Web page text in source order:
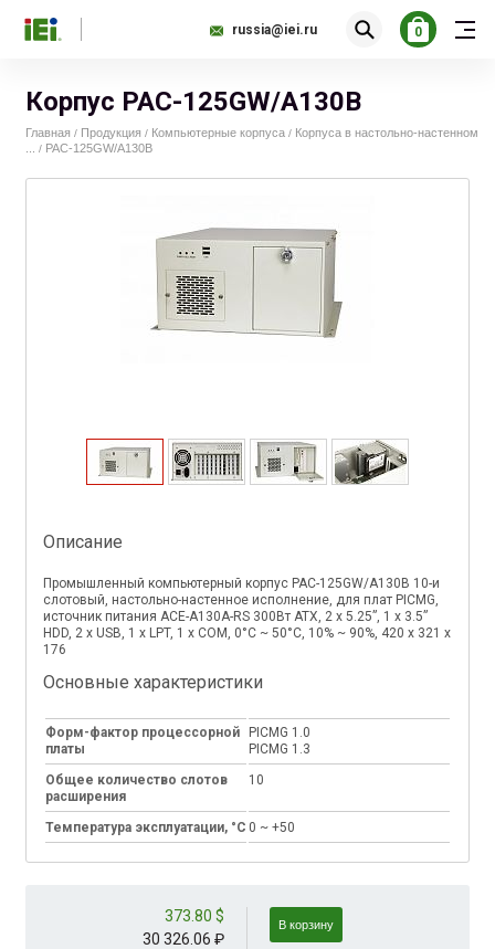
russia@iei.ru 0
Корпус PAC-125GW/A130B
Главная / Продукция / Компьютерные корпуса / Корпуса в настольно-настенном
/ PAC-125GW/A130B
Описание
Промышленный компьютерный корпус PAC-125GW/A130B 10-и
слотовый, настольно-настенное исполнение, для плат PICMG,
источник питания ACE-A130A-RS 300Вт ATX, 2 x 5.25”, 1 x 3.5”
HDD, 2 x USB, 1 x LPT, 1 x COM, 0°C ~ 50°C, 10% ~ 90%, 420 x 321 x
176
Основные характеристики
Форм-фактор процессорной
платы
PICMG 1.0
PICMG 1.3
Общее количество слотов
расширения
10
Температура эксплуатации, °C 0 ~ +50
373.80 $
30 326.06 ₽
В корзину